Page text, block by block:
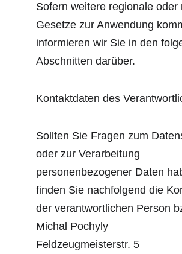
Sofern weitere regionale oder
Gesetze zur Anwendung
informieren wir Sie in den
Abschnitten darüber.
Kontaktdaten des
Sollten Sie Fragen zum
oder zur Verarbeitung
personenbezogener Daten
finden Sie nachfolgend die
der verantwortlichen Person
Michal Pochyly
Feldzeugmeisterstr. 5